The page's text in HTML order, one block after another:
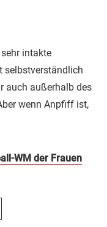
intakte
selbstverständlich
auch außerhalb des
wenn Anpfiff ist,
WM der Frauen